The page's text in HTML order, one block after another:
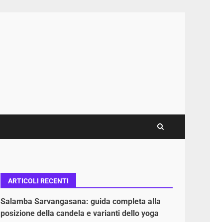
ARTICOLI RECENTI
Salamba Sarvangasana: guida completa alla
posizione della candela e varianti dello yoga